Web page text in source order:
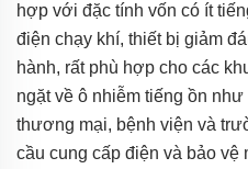
hợp với đặc tính vốn có ít
điện chạy khí, thiết bị giảm
hành, rất phù hợp cho các
ngặt về ô nhiễm tiếng ồn
thương mại, bệnh viện và
cầu cung cấp điện và bảo vệ